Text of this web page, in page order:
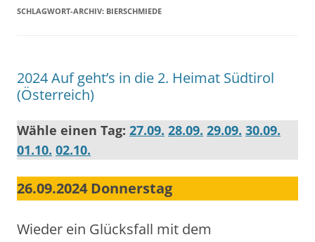
SCHLAGWORT-ARCHIV: BIERSCHMIEDE
2024 Auf geht’s in die 2. Heimat Südtirol
(Österreich)
Wähle einen Tag: 27.09. 28.09. 29.09. 30.09.
01.10. 02.10.
26.09.2024 Donnerstag
Wieder ein Glücksfall mit dem